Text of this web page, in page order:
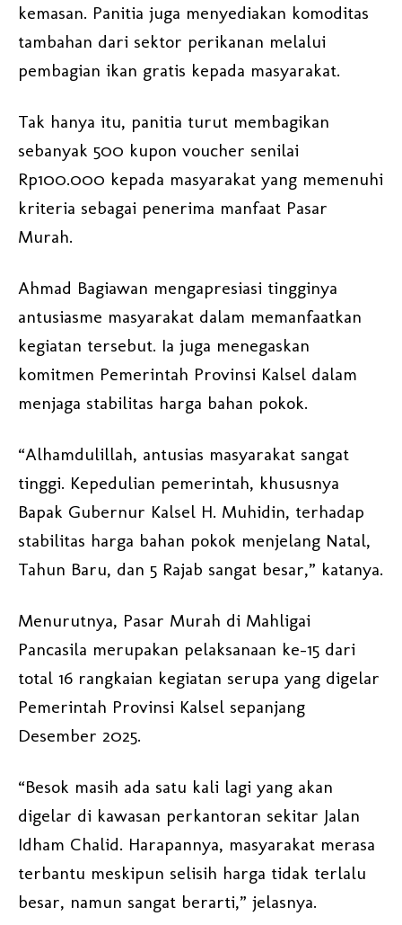
kemasan. Panitia juga menyediakan komoditas
tambahan dari sektor perikanan melalui
pembagian ikan gratis kepada masyarakat.
Tak hanya itu, panitia turut membagikan
sebanyak 500 kupon voucher senilai
Rp100.000 kepada masyarakat yang memenuhi
kriteria sebagai penerima manfaat Pasar
Murah.
Ahmad Bagiawan mengapresiasi tingginya
antusiasme masyarakat dalam memanfaatkan
kegiatan tersebut. Ia juga menegaskan
komitmen Pemerintah Provinsi Kalsel dalam
menjaga stabilitas harga bahan pokok.
“Alhamdulillah, antusias masyarakat sangat
tinggi. Kepedulian pemerintah, khususnya
Bapak Gubernur Kalsel H. Muhidin, terhadap
stabilitas harga bahan pokok menjelang Natal,
Tahun Baru, dan 5 Rajab sangat besar,” katanya.
Menurutnya, Pasar Murah di Mahligai
Pancasila merupakan pelaksanaan ke-15 dari
total 16 rangkaian kegiatan serupa yang digelar
Pemerintah Provinsi Kalsel sepanjang
Desember 2025.
“Besok masih ada satu kali lagi yang akan
digelar di kawasan perkantoran sekitar Jalan
Idham Chalid. Harapannya, masyarakat merasa
terbantu meskipun selisih harga tidak terlalu
besar, namun sangat berarti,” jelasnya.